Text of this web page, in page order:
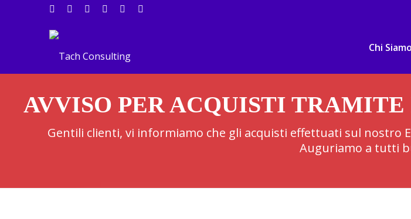
Chi Siamo
AVVISO PER ACQUISTI
Gentili clienti, vi informiamo che gli acquisti effettuati sul nostro
Auguriamo a tutti